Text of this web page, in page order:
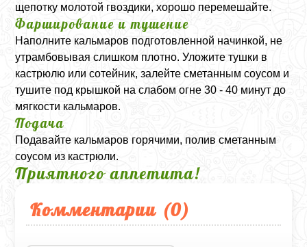
щепотку молотой гвоздики, хорошо перемешайте.
Фарширование и тушение
Наполните кальмаров подготовленной начинкой, не
утрамбовывая слишком плотно. Уложите тушки в
кастрюлю или сотейник, залейте сметанным соусом и
тушите под крышкой на слабом огне 30 - 40 минут до
мягкости кальмаров.
Подача
Подавайте кальмаров горячими, полив сметанным
соусом из кастрюли.
Приятного аппетита!
Комментарии (0)